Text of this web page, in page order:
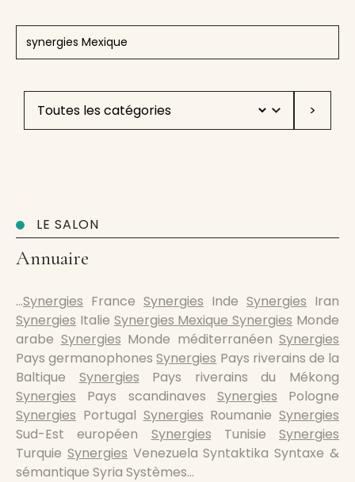
LE SALON
Annuaire
…Synergies France Synergies Inde Synergies Iran
Synergies Italie Synergies Mexique Synergies Monde
arabe Synergies Monde méditerranéen Synergies
Pays germanophonesSynergies Pays riverains de la
Baltique Synergies Pays riverains du Mékong
Synergies Pays scandinaves Synergies Pologne
Synergies Portugal Synergies Roumanie Synergies
Sud-Est européen Synergies Tunisie Synergies
Turquie Synergies Venezuela Syntaktika Syntaxe &
sémantique Syria Systèmes…